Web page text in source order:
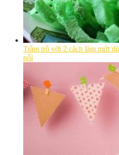
Trầm trồ với 2 cách làm mứt
nổi